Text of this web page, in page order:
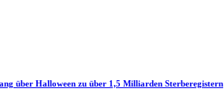
über Halloween zu über 1,5 Milliarden Sterberegistern